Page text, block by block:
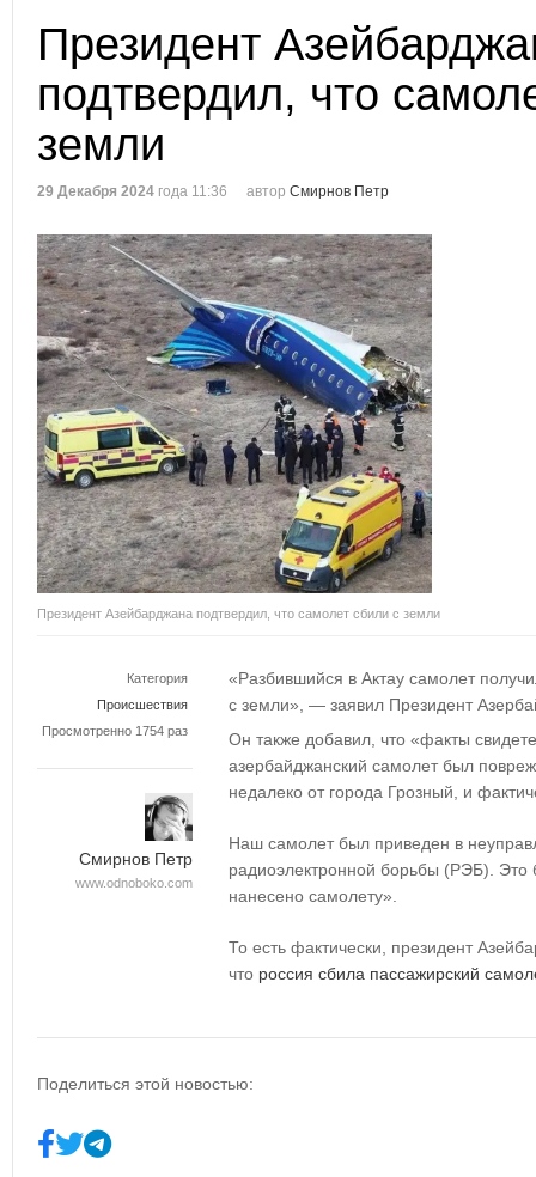
Президент
подтвердил, что
земли
29 Декабря 2024 года 11:36 автор Смирнов Петр
Президент Азейбарджана подтвердил, что самолет сбили с земли
Категория
Происшествия
Просмотренно 1754 раз
Смирнов Петр
www.odnoboko.com
«Разбившийся в Актау самолет
с земли», — заявил Президент
Он также добавил, что «факты
азербайджанский самолет был
недалеко от города Грозный, и
Наш самолет был приведен в
радиоэлектронной борьбы (РЭБ).
нанесено самолету».
То есть фактически, президент
что россия сбила пассажирский
Поделиться этой новостью: